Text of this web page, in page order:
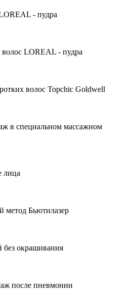
- пудра
LOREAL - пудра
волос Topchic Goldwell
в специальном массажном
лица
Бьютилазер
окрашивания
после пневмонии